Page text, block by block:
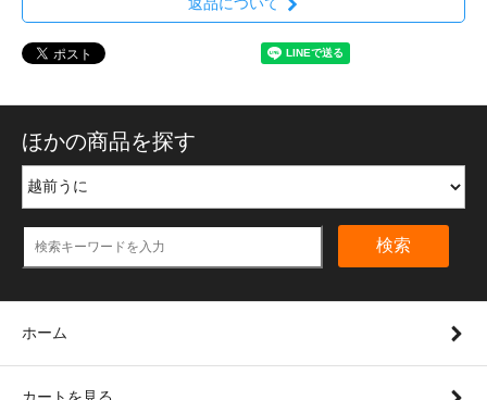
ほかの商品を探す
検索
ホーム
カートを見る